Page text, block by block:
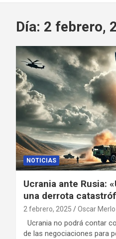
d
Día: 2 febrero,
NOTICIAS
Ucrania ante Rusia:
una derrota
2 febrero, 2025 Oscar Merlo
Ucrania no podrá contar
de las negociaciones para